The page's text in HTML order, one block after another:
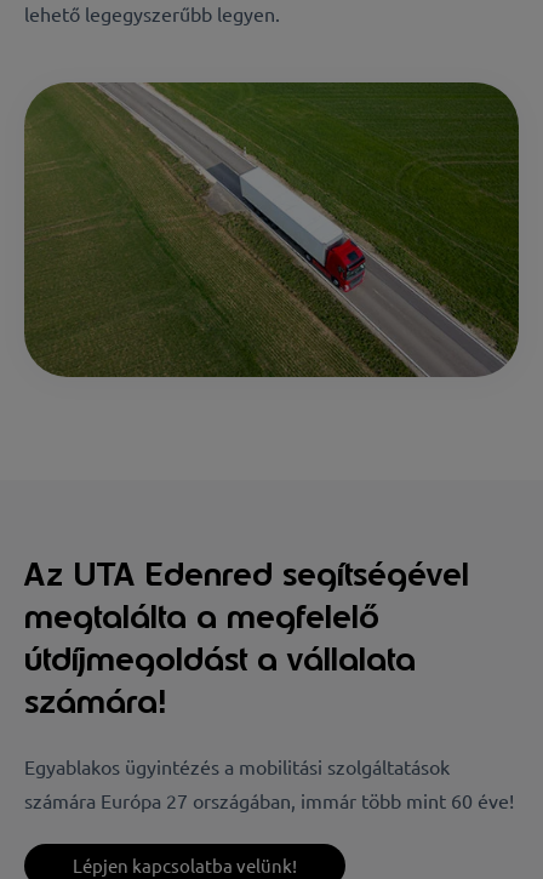
lehető legegyszerűbb legyen.
Az UTA Edenred segítségével
megtalálta a megfelelő
útdíjmegoldást a vállalata
számára!
Egyablakos ügyintézés a mobilitási szolgáltatások
számára Európa 27 országában, immár több mint 60 éve!
Lépjen kapcsolatba velünk!